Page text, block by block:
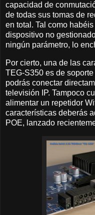
capacidad de
de todas sus tomas de
en total. Tal como
dispositivo no
ningún parámetro, lo
Por cierto, una de las
TEG-S350 es de soporte
podrás conectar
televisión IP. Tampoco
alimentar un repetidor
características deberás
POE, lanzado